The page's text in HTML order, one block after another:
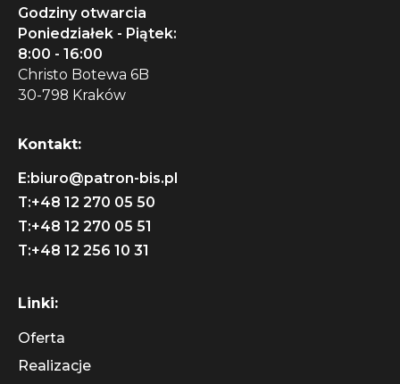
Godziny otwarcia
Poniedziałek - Piątek:
8:00 - 16:00
Christo Botewa 6B
30-798 Kraków
Kontakt:
E: biuro@patron-bis.pl
T:+48 12 270 05 50
T:+48 12 270 05 51
T:+48 12 256 10 31
Linki:
Oferta
Realizacje